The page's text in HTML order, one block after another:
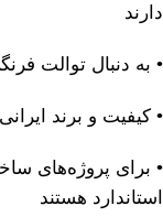
دارند
• به دنبال توالت
• کیفیت و برند
• برای پروژه‌های
استاندارد هستند